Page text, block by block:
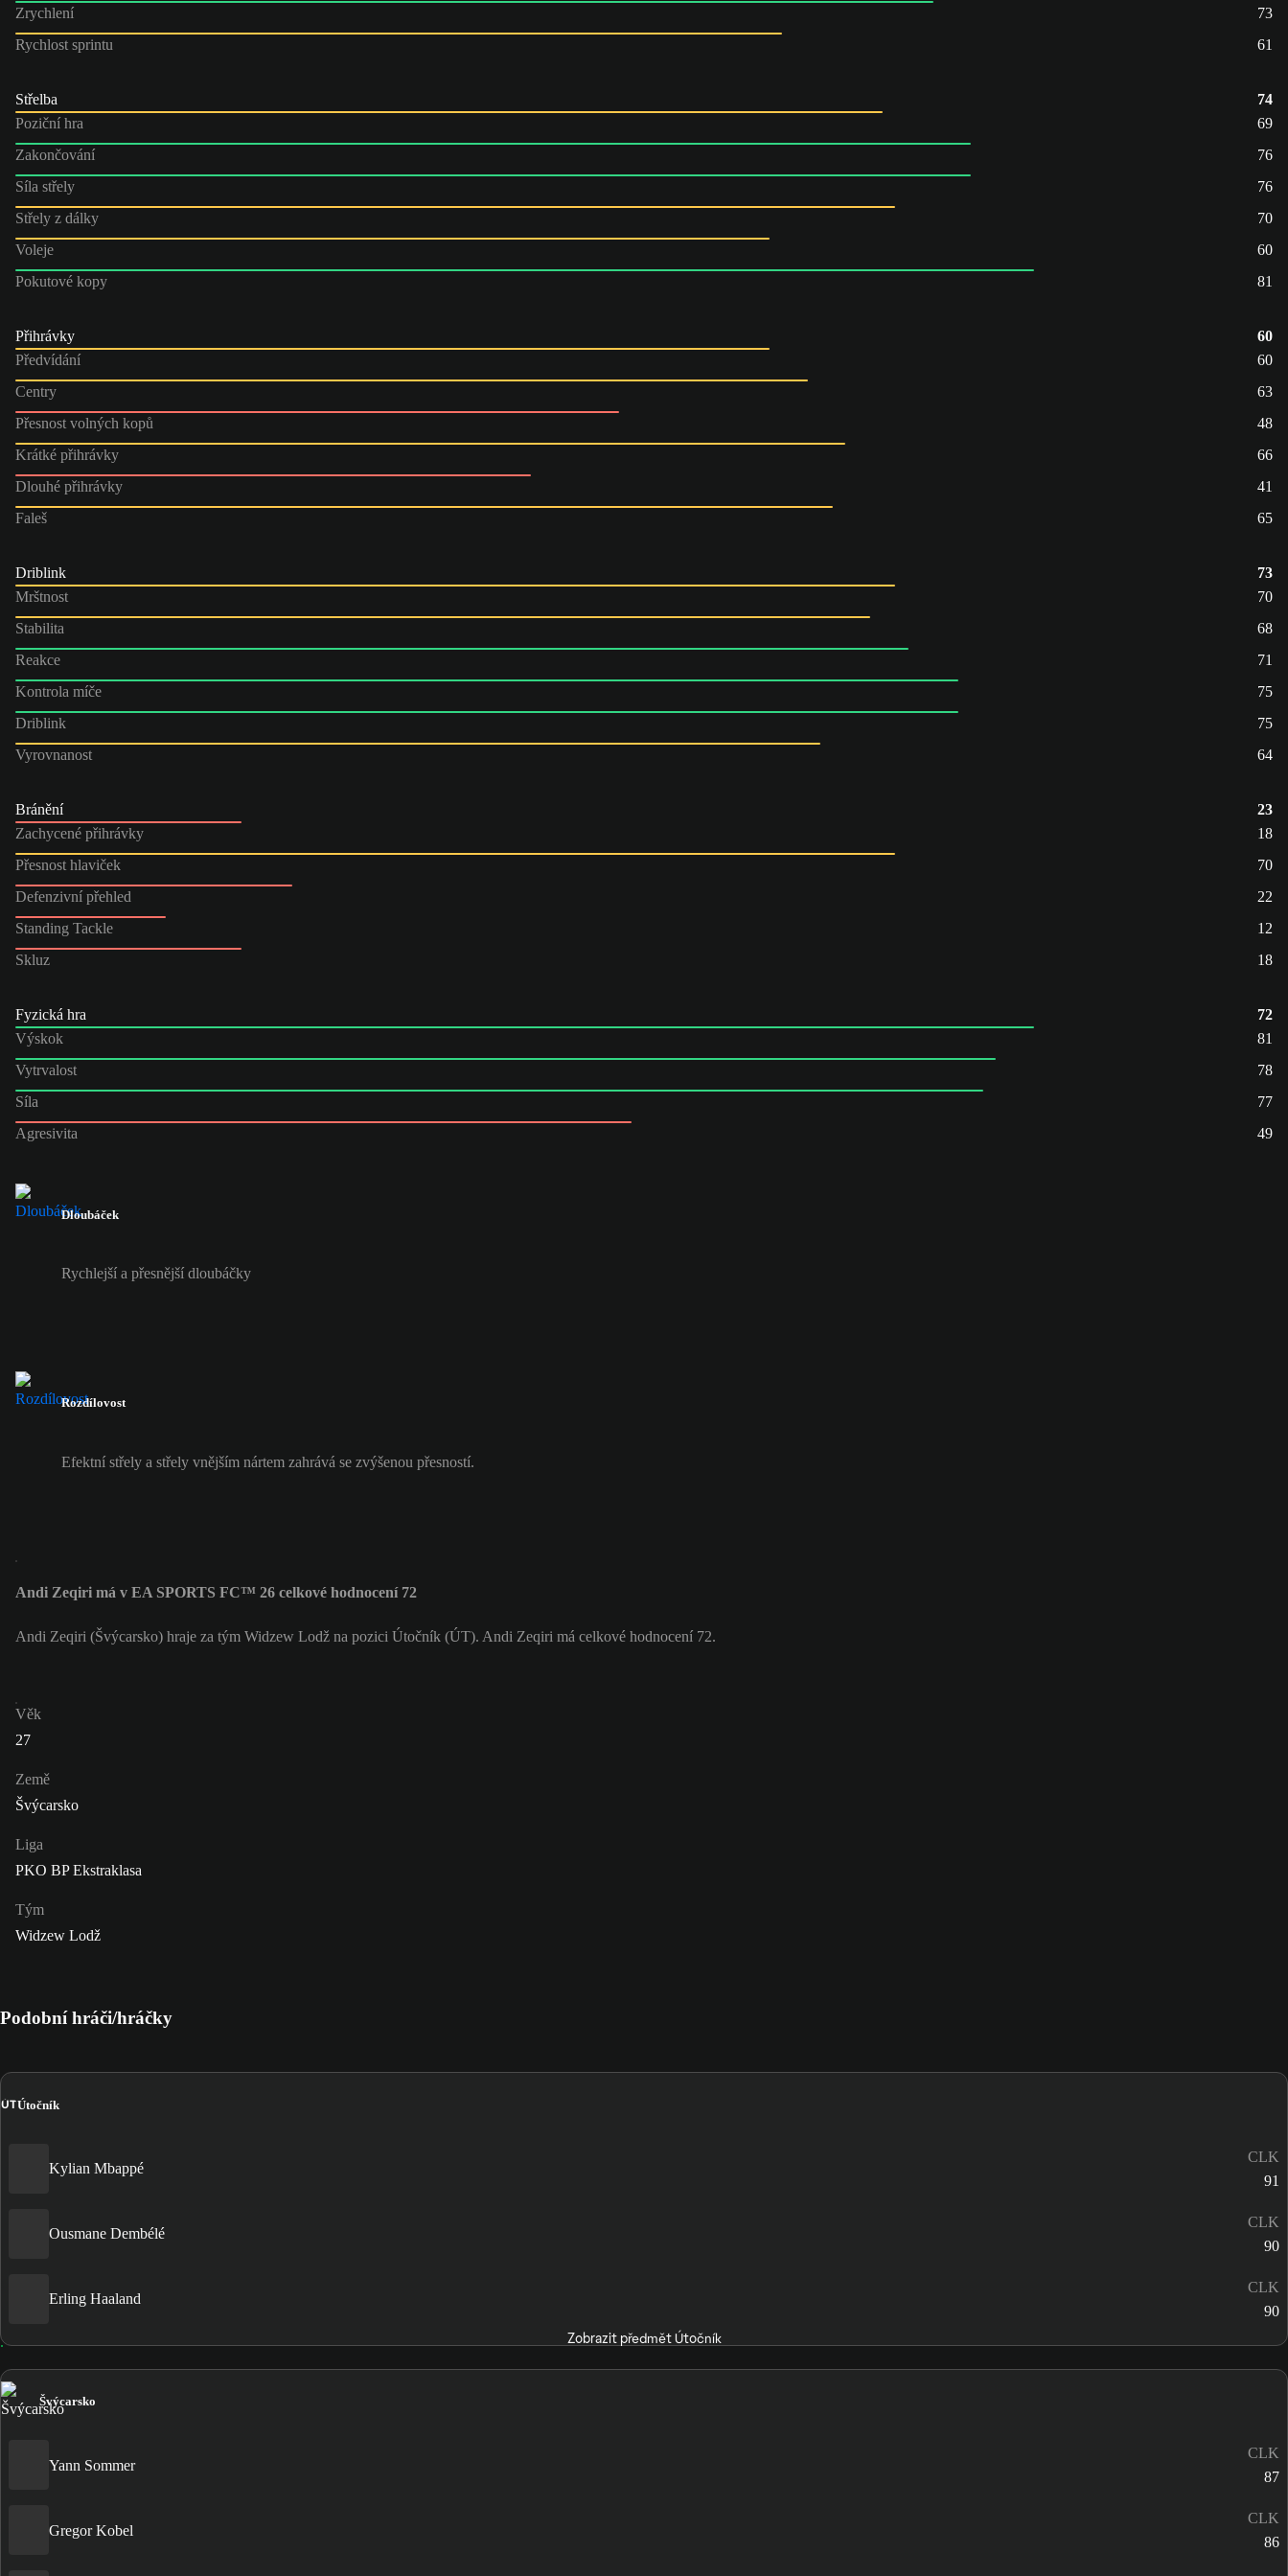
Zrychlení
73
Rychlost sprintu
61
Střelba
74
Poziční hra
69
Zakončování
76
Síla střely
76
Střely z dálky
70
Voleje
60
Pokutové kopy
81
Přihrávky
60
Předvídání
60
Centry
63
Přesnost volných kopů
48
Krátké přihrávky
66
Dlouhé přihrávky
41
Faleš
65
Driblink
73
Mrštnost
70
Stabilita
68
Reakce
71
Kontrola míče
75
Driblink
75
Vyrovnanost
64
Bránění
23
Zachycené přihrávky
18
Přesnost hlaviček
70
Defenzivní přehled
22
Standing Tackle
12
Skluz
18
Fyzická hra
72
Výskok
81
Vytrvalost
78
Síla
77
Agresivita
49
Dloubáček
Rychlejší a přesnější dloubáčky
Rozdílovost
Efektní střely a střely vnějším nártem zahrává se zvýšenou přesností.
Andi Zeqiri má v EA SPORTS FC™ 26 celkové hodnocení 72
Andi Zeqiri (Švýcarsko) hraje za tým Widzew Lodž na pozici Útočník (ÚT). Andi Zeqiri má celkové hodnocení 72.
Věk
27
Země
Švýcarsko
Liga
PKO BP Ekstraklasa
Tým
Widzew Lodž
Podobní hráči/hráčky
ÚTÚtočník
Kylian Mbappé
CLK
91
Ousmane Dembélé
CLK
90
Erling Haaland
CLK
90
Zobrazit předmět Útočník
Švýcarsko
Yann Sommer
CLK
87
Gregor Kobel
CLK
86